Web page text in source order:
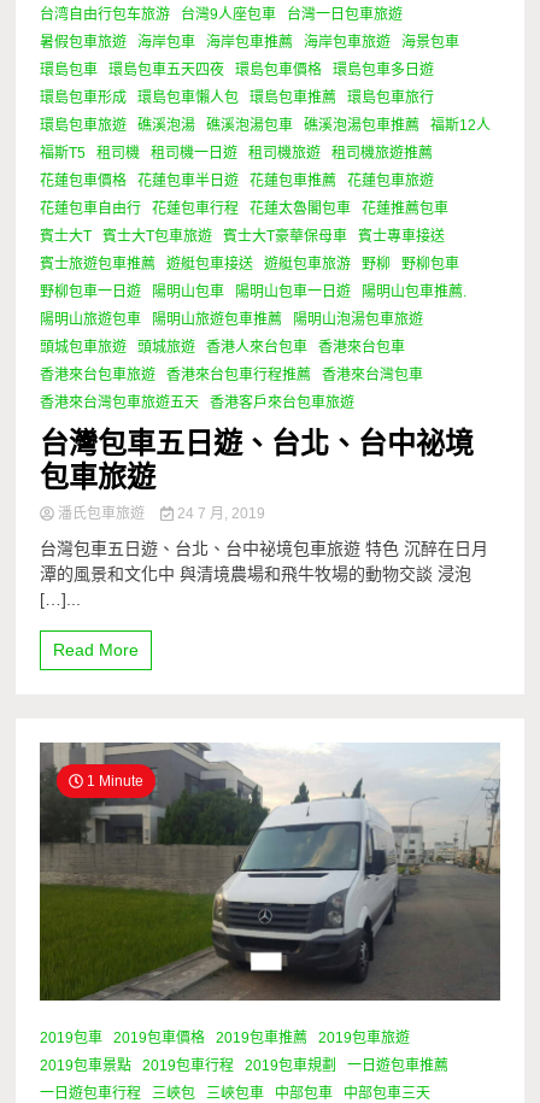
台湾自由行包车旅游
台灣9人座包車
台灣一日包車旅遊
暑假包車旅遊
海岸包車 海岸包車推薦 海岸包車旅遊
海景包車
環島包車
環島包車五天四夜 環島包車價格
環島包車多日遊
環島包車形成
環島包車懶人包 環島包車推薦
環島包車旅行
環島包車旅遊
礁溪泡湯 礁溪泡湯包車 礁溪泡湯包車推薦
福斯12人
福斯T5
租司機 租司機一日遊 租司機旅遊
租司機旅遊推薦
花蓮包車價格
花蓮包車半日遊 花蓮包車推薦
花蓮包車旅遊
花蓮包車自由行
花蓮包車行程 花蓮太魯閣包車
花蓮推薦包車
賓士大T
賓士大T包車旅遊 賓士大T豪華保母車
賓士專車接送
賓士旅遊包車推薦
遊艇包車接送 遊艇包車旅游 野柳
野柳包車
野柳包車一日遊
陽明山包車 陽明山包車一日遊
陽明山包車推薦.
陽明山旅遊包車
陽明山旅遊包車推薦
陽明山泡湯包車旅遊
頭城包車旅遊
頭城旅遊 香港人來台包車
香港來台包車
香港來台包車旅遊
香港來台包車行程推薦
香港來台灣包車
香港來台灣包車旅遊五天
香港客戶來台包車旅遊
台灣包車五日遊、台北、台中祕境
包車旅遊
潘氏包車旅遊 24 7 月, 2019
台灣包車五日遊、台北、台中祕境包車旅遊 特色 沉醉在日月
潭的風景和文化中 與清境農場和飛牛牧場的動物交談 浸泡
[…]...
Read More
1 Minute
2019包車 2019包車價格 2019包車推薦
2019包車旅遊
2019包車景點
2019包車行程 2019包車規劃
一日遊包車推薦
一日遊包車行程
三峽包 三峽包車 中部包車 中部包車三天